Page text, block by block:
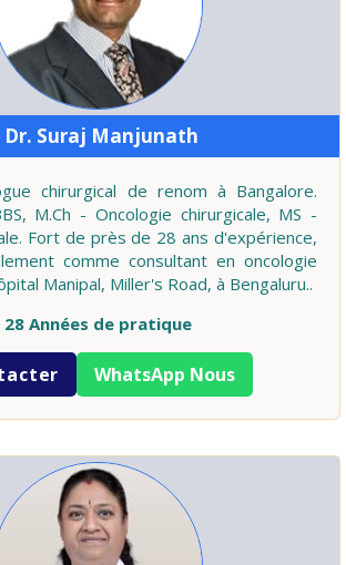
Dr. Suraj Manjunath
chirurgical de renom à Bangalore.
M.Ch - Oncologie chirurgicale, MS -
Fort de près de 28 ans d'expérience,
comme consultant en oncologie
Manipal, Miller's Road, à Bengaluru..
28 Années de pratique
WhatsApp Nous